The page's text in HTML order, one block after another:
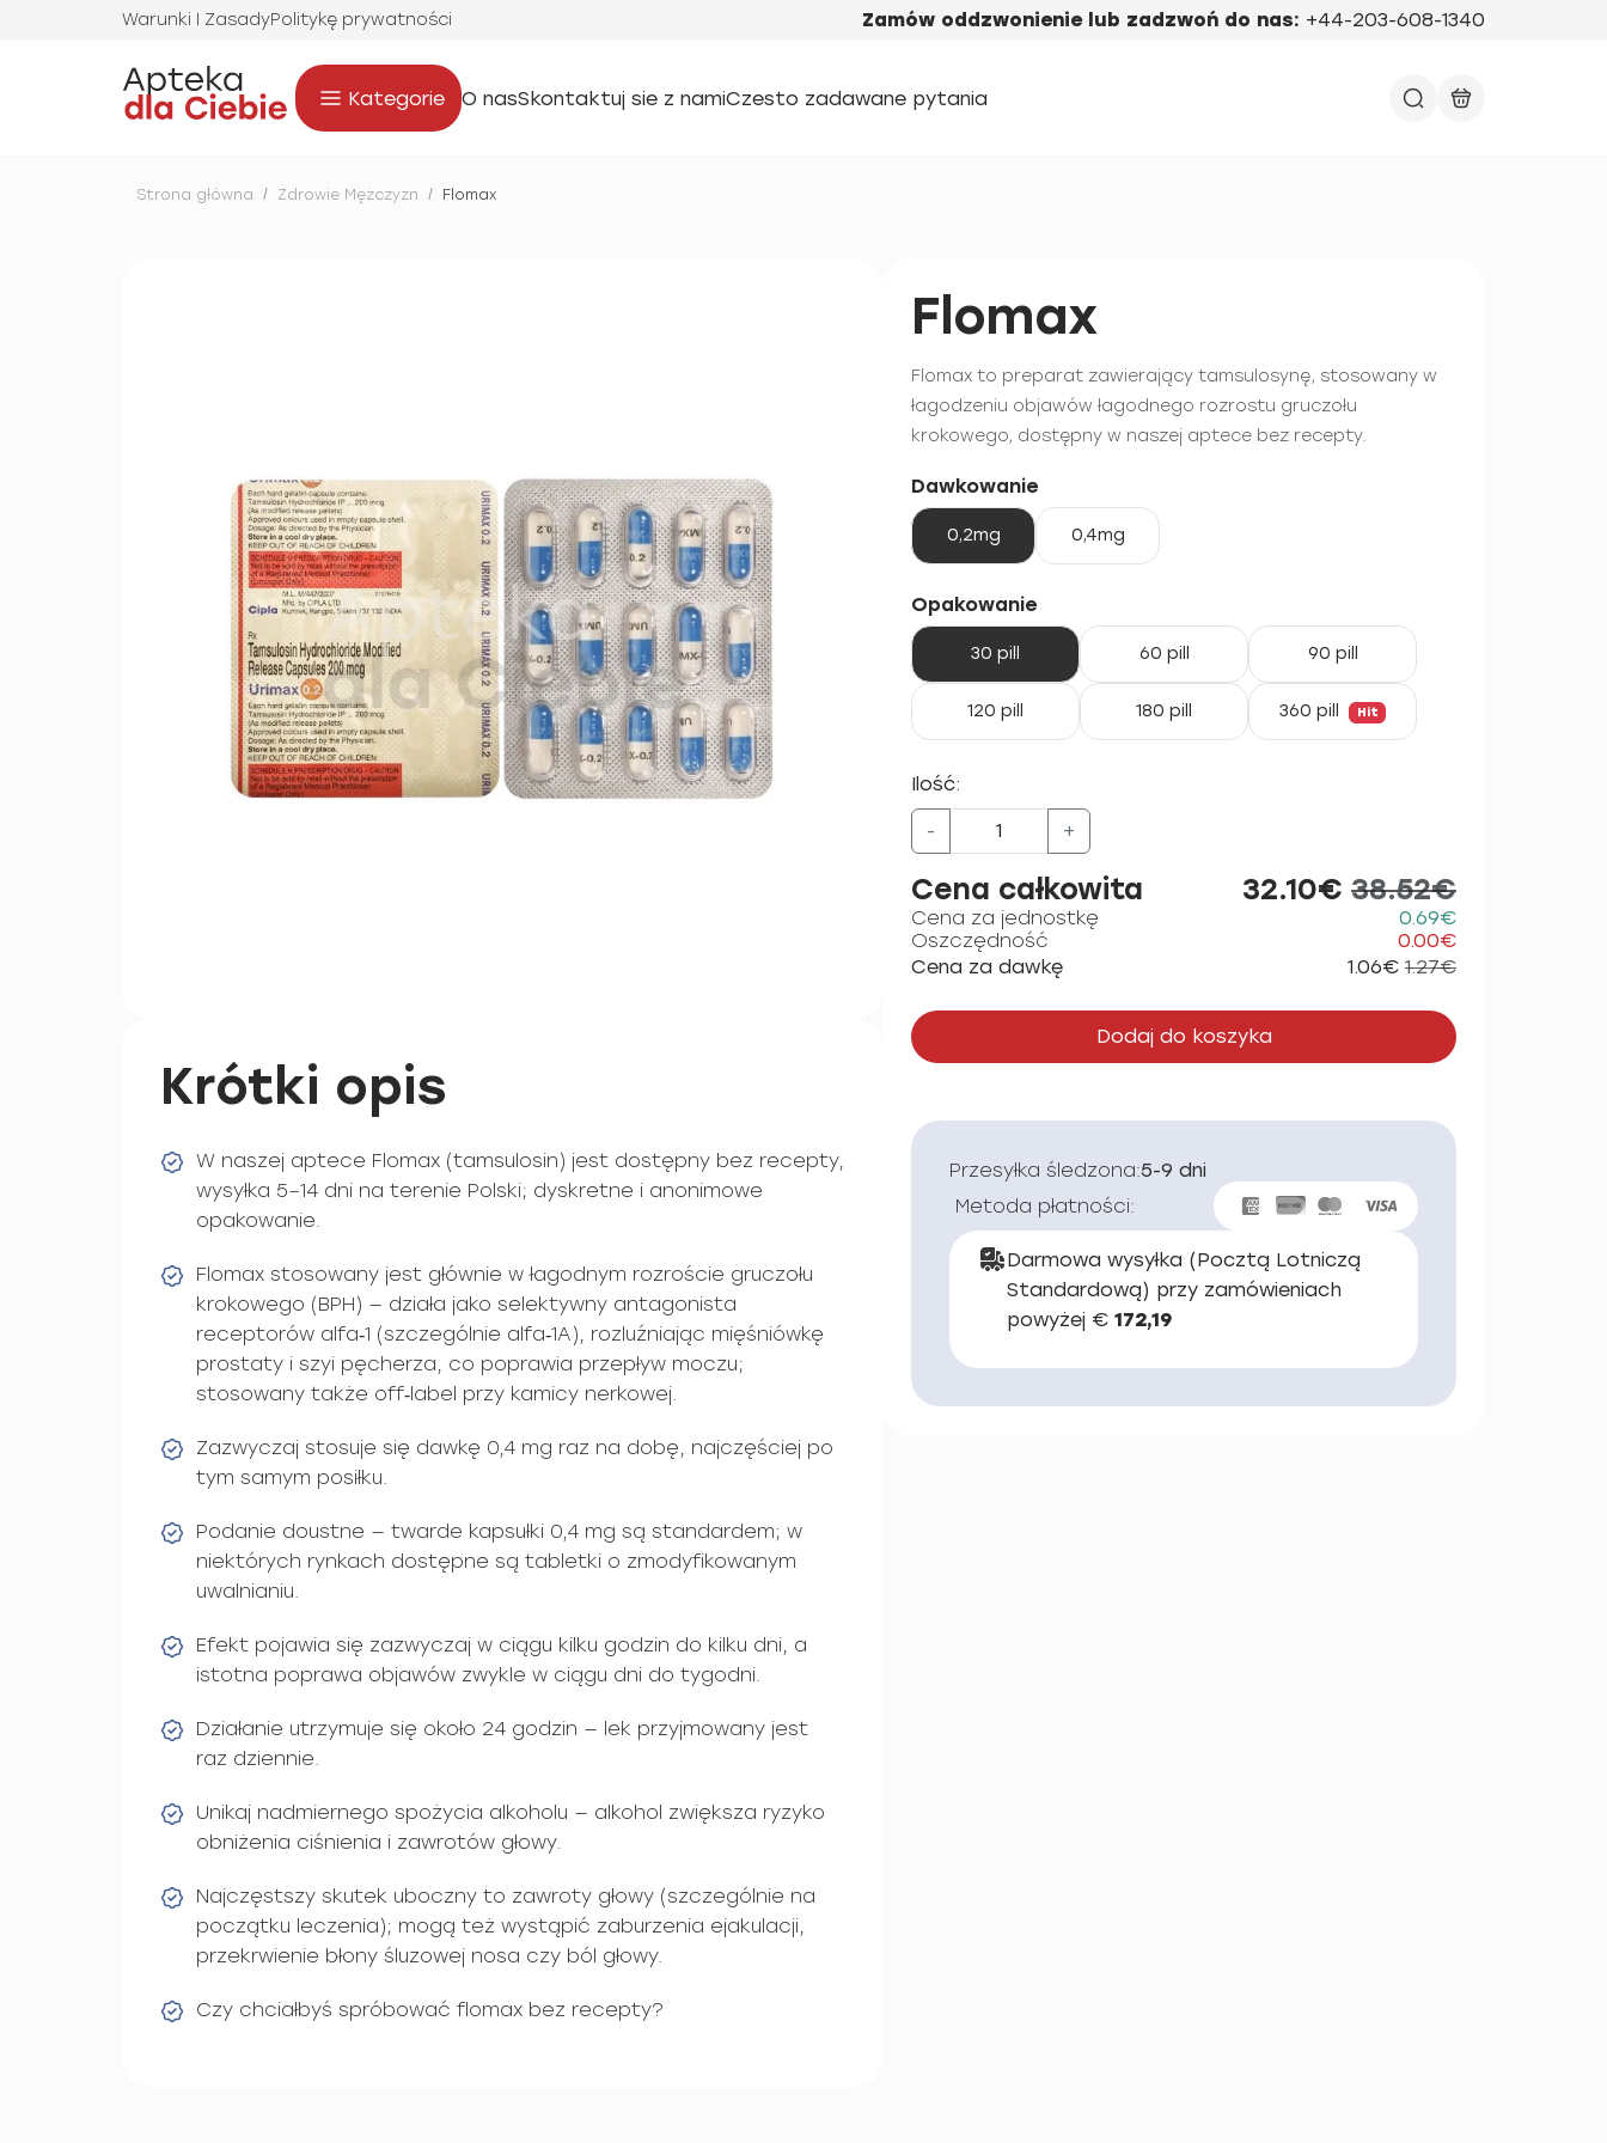
Warunki I ZasadyPolitykę prywatności Zamów oddzwonienie lub zadzwoń do nas: +44-203-608-1340
Kategorie O nasSkontaktuj sie z namiCzesto zadawane pytania
Strona główna / Zdrowie Mężczyzn / Flomax
Krótki opis
W naszej aptece Flomax (tamsulosin) jest dostępny bez recepty,
wysyłka 5–14 dni na terenie Polski; dyskretne i anonimowe
opakowanie.
Flomax stosowany jest głównie w łagodnym rozroście gruczołu
krokowego (BPH) — działa jako selektywny antagonista
receptorów alfa‑1 (szczególnie alfa‑1A), rozluźniając mięśniówkę
prostaty i szyi pęcherza, co poprawia przepływ moczu;
stosowany także off‑label przy kamicy nerkowej.
Zazwyczaj stosuje się dawkę 0,4 mg raz na dobę, najczęściej po
tym samym posiłku.
Podanie doustne — twarde kapsułki 0,4 mg są standardem; w
niektórych rynkach dostępne są tabletki o zmodyfikowanym
uwalnianiu.
Efekt pojawia się zazwyczaj w ciągu kilku godzin do kilku dni, a
istotna poprawa objawów zwykle w ciągu dni do tygodni.
Działanie utrzymuje się około 24 godzin — lek przyjmowany jest
raz dziennie.
Unikaj nadmiernego spożycia alkoholu — alkohol zwiększa ryzyko
obniżenia ciśnienia i zawrotów głowy.
Najczęstszy skutek uboczny to zawroty głowy (szczególnie na
początku leczenia); mogą też wystąpić zaburzenia ejakulacji,
przekrwienie błony śluzowej nosa czy ból głowy.
Czy chciałbyś spróbować flomax bez recepty?
Flomax
Flomax to preparat zawierający tamsulosynę, stosowany w
łagodzeniu objawów łagodnego rozrostu gruczołu
krokowego, dostępny w naszej aptece bez recepty.
Dawkowanie
0,2mg 0,4mg
Opakowanie
30 pill 60 pill 90 pill
120 pill 180 pill 360 pill Hit
Ilość:
- +
Cena całkowita 32.10€ 38.52€
Cena za jednostkę
0.69€
Oszczędność
0.00€
Cena za dawkę
1.06€ 1.27€
Dodaj do koszyka
Przesyłka śledzona:5-9 dni
Metoda płatności:
Darmowa wysyłka (Pocztą Lotniczą
Standardową) przy zamówieniach
powyżej € 172,19